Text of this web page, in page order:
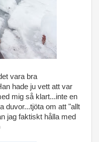
vara bra
hade ju vett att var
mig så klart...inte en
duvor...tjöta om att "allt
jag faktiskt hålla med